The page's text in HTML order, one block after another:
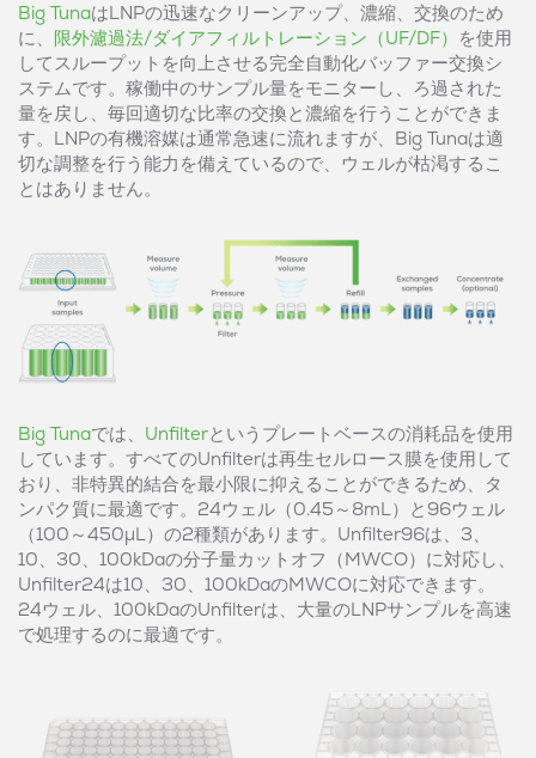
Big TunaはLNPの迅速なクリーンアップ、濃縮、交換のため
に、 限外濾過法/ダイアフィルトレーション（UF/DF） を使用
してスループットを向上させる完全自動化バッファー交換シ
ステムです。稼働中のサンプル量をモニターし、ろ過された
量を戻し、毎回適切な比率の交換と濃縮を行うことができま
す。LNPの有機溶媒は通常急速に流れますが、Big Tunaは適
切な調整を行う能力を備えているので、ウェルが枯渇するこ
とはありません。
Big Tunaでは、 Unfilterというプレートベースの消耗品を使用
しています。すべてのUnfilterは再生セルロース膜を使用して
おり、非特異的結合を最小限に抑えることができるため、タ
ンパク質に最適です。24ウェル（0.45～8mL）と96ウェル
（100～450μL）の2種類があります。Unfilter96は、3、
10、30、100kDaの分子量カットオフ（MWCO）に対応し、
Unfilter24は10、30、100kDaのMWCOに対応できます。
24ウェル、100kDaのUnfilterは、大量のLNPサンプルを高速
で処理するのに最適です。